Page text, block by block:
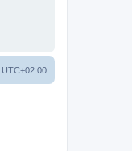
UTC+02:00